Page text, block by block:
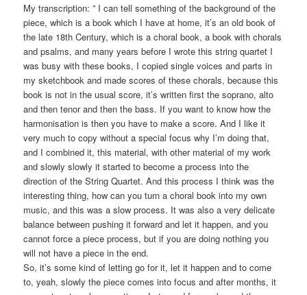
My transcription: ” I can tell something of the background of the
piece, which is a book which I have at home, it’s an old book of
the late 18th Century, which is a choral book, a book with chorals
and psalms, and many years before I wrote this string quartet I
was busy with these books, I copied single voices and parts in
my sketchbook and made scores of these chorals, because this
book is not in the usual score, it’s written first the soprano, alto
and then tenor and then the bass. If you want to know how the
harmonisation is then you have to make a score. And I like it
very much to copy without a special focus why I’m doing that,
and I combined it, this material, with other material of my work
and slowly slowly it started to become a process into the
direction of the String Quartet. And this process I think was the
interesting thing, how can you turn a choral book into my own
music, and this was a slow process. It was also a very delicate
balance between pushing it forward and let it happen, and you
cannot force a piece process, but if you are doing nothing you
will not have a piece in the end.
So, it’s some kind of letting go for it, let it happen and to come
to, yeah, slowly the piece comes into focus and after months, it